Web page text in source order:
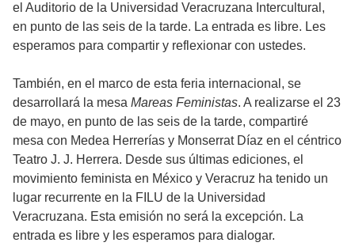
el Auditorio de la Universidad Veracruzana Intercultural,
en punto de las seis de la tarde. La entrada es libre. Les
esperamos para compartir y reflexionar con ustedes.
También, en el marco de esta feria internacional, se
desarrollará la mesa Mareas Feministas. A realizarse el 23
de mayo, en punto de las seis de la tarde, compartiré
mesa con Medea Herrerías y Monserrat Díaz en el céntrico
Teatro J. J. Herrera. Desde sus últimas ediciones, el
movimiento feminista en México y Veracruz ha tenido un
lugar recurrente en la FILU de la Universidad
Veracruzana. Esta emisión no será la excepción. La
entrada es libre y les esperamos para dialogar.